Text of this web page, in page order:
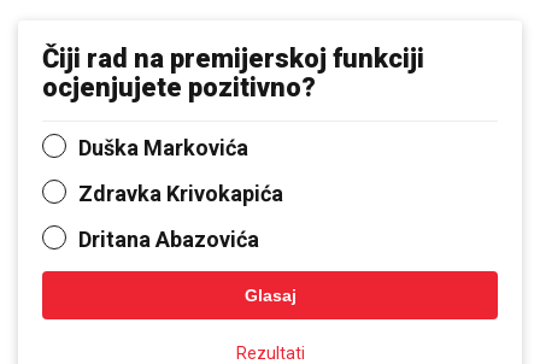
Čiji rad na premijerskoj funkciji
ocjenjujete pozitivno?
Duška Markovića
Zdravka Krivokapića
Dritana Abazovića
Glasaj
Rezultati